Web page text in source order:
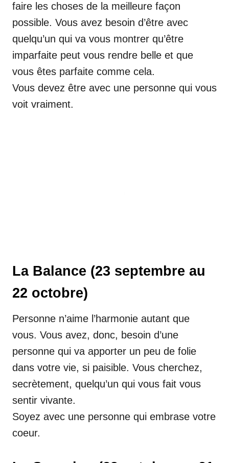
faire les choses de la meilleure façon
possible. Vous avez besoin d’être avec
quelqu’un qui va vous montrer qu’être
imparfaite peut vous rendre belle et que
vous êtes parfaite comme cela.
Vous devez être avec une personne qui vous
voit vraiment.
La Balance (23 septembre au
22 octobre)
Personne n’aime l’harmonie autant que
vous. Vous avez, donc, besoin d’une
personne qui va apporter un peu de folie
dans votre vie, si paisible. Vous cherchez,
secrètement, quelqu’un qui vous fait vous
sentir vivante.
Soyez avec une personne qui embrase votre
coeur.